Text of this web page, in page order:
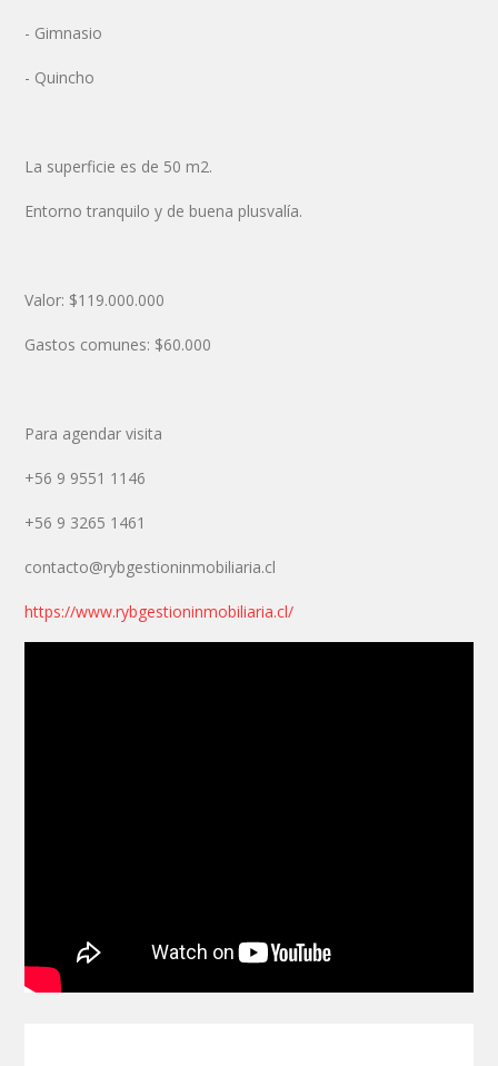
- Gimnasio
- Quincho
La superficie es de 50 m2.
Entorno tranquilo y de buena plusvalía.
Valor: $119.000.000
Gastos comunes: $60.000
Para agendar visita
+56 9 9551 1146
+56 9 3265 1461
contacto@rybgestioninmobiliaria.cl
https://www.rybgestioninmobiliaria.cl/